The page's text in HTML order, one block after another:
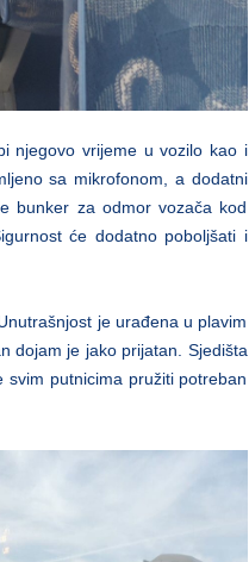
njegovo vrijeme u vozilo kao i
sa mikrofonom, a dodatni
bunker za odmor vozača kod
će dodatno poboljšati i
je urađena u plavim
dojam je jako prijatan. Sjedišta
putnicima pružiti potreban